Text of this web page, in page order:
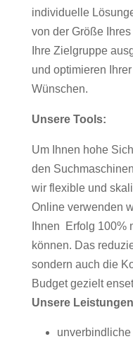
individuelle
von der Größe
Ihre Zielgruppe
und optimieren
Wünschen.
Unsere Tools:
Um Ihnen hohe
den
wir flexible und
Online verwenden
Ihnen Erfolg 100%
können. Das
sondern auch die
Budget gezielt
Unsere Leistungen